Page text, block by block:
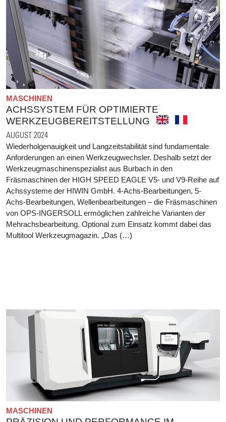
MASCHINEN
ACHSSYSTEM FÜR OPTIMIERTE
WERKZEUGBEREITSTELLUNG
AUGUST 2024
Wiederholgenauigkeit und Langzeitstabilität sind fundamentale
Anforderungen an einen Werkzeugwechsler. Deshalb setzt der
Werkzeugmaschinenspezialist aus Burbach in den
Fräsmaschinen der HIGH SPEED EAGLE V5- und V9-Reihe auf
Achssysteme der HIWIN GmbH. 4-Achs-Bearbeitungen, 5-
Achs-Bearbeitungen, Wellenbearbeitungen – die Fräsmaschinen
von OPS-INGERSOLL ermöglichen zahlreiche Varianten der
Mehrachsbearbeitung. Optional zum Einsatz kommt dabei das
Multitool Werkzeugmagazin. „Das (…)
MASCHINEN